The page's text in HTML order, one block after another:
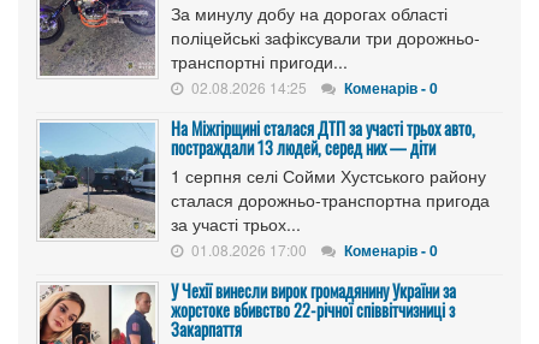
За минулу добу на дорогах області
поліцейські зафіксували три дорожньо-
транспортні пригоди...
02.08.2026 14:25 Коменарів - 0
На Міжгірщині сталася ДТП за участі трьох авто,
постраждали 13 людей, серед них — діти
1 серпня селі Сойми Хустського району
сталася дорожньо-транспортна пригода
за участі трьох...
01.08.2026 17:00 Коменарів - 0
У Чехії винесли вирок громадянину України за
жорстоке вбивство 22-річної співвітчизниці з
Закарпаття